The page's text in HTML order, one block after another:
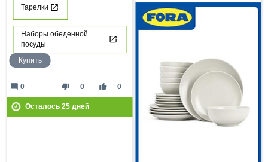
Тарелки
Наборы обеденной
посуды
Купить
thumb_down 0 thumb_up 0
mode_comment 0
Осталось 25дней